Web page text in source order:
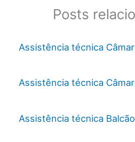
Posts
Assistência técnica
Assistência técnica
Assistência técnica